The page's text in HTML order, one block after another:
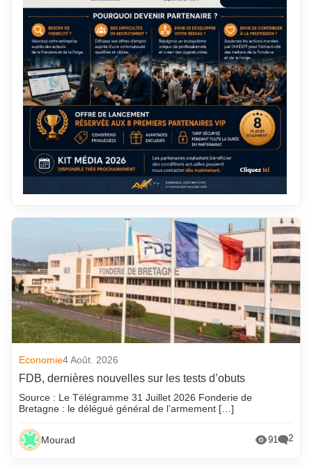
Economie4 Août. 2026
FDB, dernières nouvelles sur les tests d’obuts
Source : Le Télégramme 31 Juillet 2026 Fonderie de
Bretagne : le délégué général de l’armement […]
Mourad 91 2